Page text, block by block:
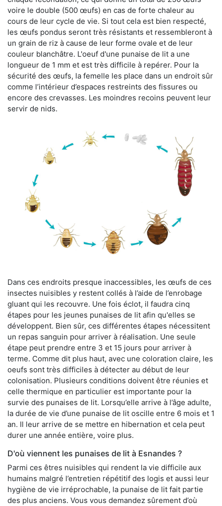
voire le double (500 œufs) en cas de forte chaleur au
cours de leur cycle de vie. Si tout cela est bien respecté,
les œufs pondus seront très résistants et ressembleront à
un grain de riz à cause de leur forme ovale et de leur
couleur blanchâtre. L'oeuf d'une punaise de lit a une
longueur de 1 mm et est très difficile à repérer. Pour la
sécurité des œufs, la femelle les place dans un endroit sûr
comme l’intérieur d’espaces restreints des fissures ou
encore des crevasses. Les moindres recoins peuvent leur
servir de nids.
Dans ces endroits presque inaccessibles, les œufs de ces
insectes nuisibles y restent collés à l’aide de l’enrobage
gluant qui les recouvre. Une fois éclot, il faudra cinq
étapes pour les jeunes punaises de lit afin qu'elles se
développent. Bien sûr, ces différentes étapes nécessitent
un repas sanguin pour arriver à réalisation. Une seule
étape peut prendre entre 3 et 15 jours pour arriver à
terme. Comme dit plus haut, avec une coloration claire, les
oeufs sont très difficiles à détecter au début de leur
colonisation. Plusieurs conditions doivent être réunies et
celle thermique en particulier est importante pour la
survie des punaises de lit. Lorsqu’elle arrive à l’âge adulte,
la durée de vie d’une punaise de lit oscille entre 6 mois et 1
an. Il leur arrive de se mettre en hibernation et cela peut
durer une année entière, voire plus.
D'où viennent les punaises de lit à Esnandes ?
Parmi ces êtres nuisibles qui rendent la vie difficile aux
humains malgré l’entretien répétitif des logis et aussi leur
hygiène de vie irréprochable, la punaise de lit fait partie
des plus anciens. Vous vous demandez sûrement d’où